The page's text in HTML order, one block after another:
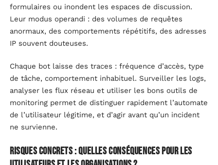
formulaires ou inondent les espaces de discussion.
Leur modus operandi : des volumes de requêtes
anormaux, des comportements répétitifs, des adresses
IP souvent douteuses.
Chaque bot laisse des traces : fréquence d’accès, type
de tâche, comportement inhabituel. Surveiller les logs,
analyser les flux réseau et utiliser les bons outils de
monitoring permet de distinguer rapidement l’automate
de l’utilisateur légitime, et d’agir avant qu’un incident
ne survienne.
Risques concrets : quelles conséquences pour les